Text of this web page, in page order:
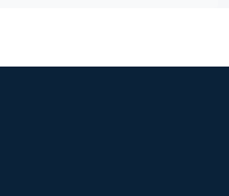
relacionados con el
su
que conforman